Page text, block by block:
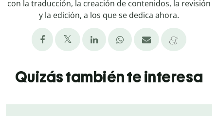
con la traducción, la creación de contenidos, la revisión
y la edición, a los que se dedica ahora.
Quizás también te interesa